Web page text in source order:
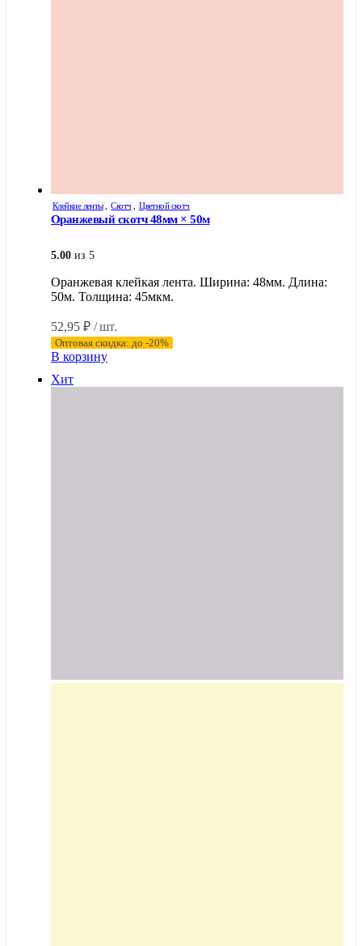
Клейкие ленты, Скотч , Цветной скотч
Оранжевый скотч 48мм × 50м
5.00 из 5
Оранжевая клейкая лента. Ширина: 48мм. Длина:
50м. Толщина: 45мкм.
52,95 ₽ / шт.
Оптовая скидка: до -20%
В корзину
Хит